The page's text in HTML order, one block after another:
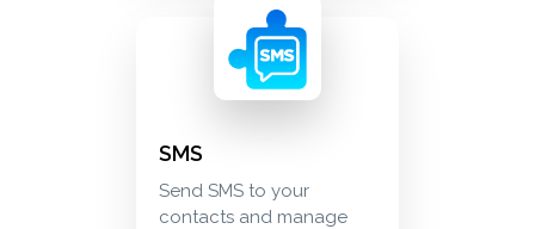
sms send sms to your contacts and manage
communication
SMS
Send SMS to your
contacts and manage